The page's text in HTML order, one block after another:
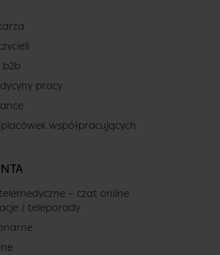
b2b
pracy
współpracujących
– czat online
/ teleporady